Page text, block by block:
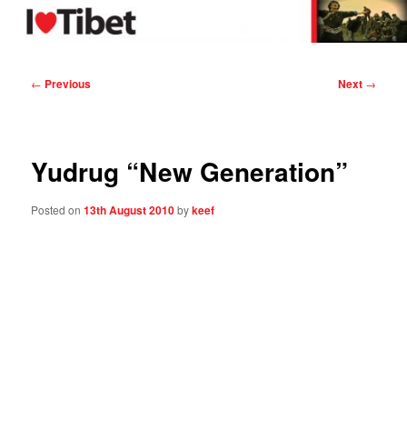
I Love Tibet
in support of Tibet
Post
← Previous Next →
Yudrug “New Generation”
Posted on13th August 2010bykeef